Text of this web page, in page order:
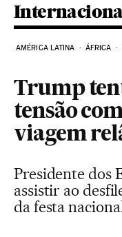
AMÉRICA LATINA ÁFRICA
Trump
tensão
viagem
Presidente dos
assistir ao
da festa